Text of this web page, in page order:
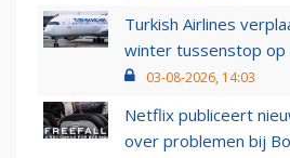
Turkish Airlines
winter tussenstop op
03-08-2026, 14:03
Netflix publiceert
over problemen bij